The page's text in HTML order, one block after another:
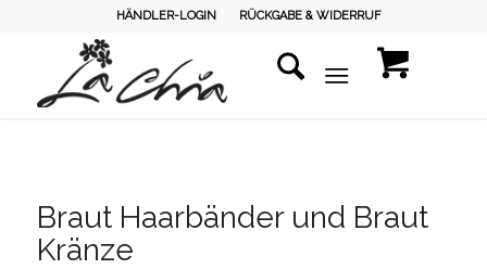
HÄNDLER-LOGIN RÜCKGABE & WIDERRUF
Braut Haarbänder und Braut
Kränze